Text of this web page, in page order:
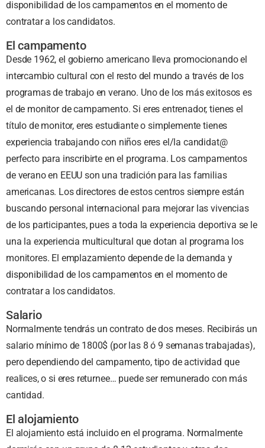
disponibilidad de los campamentos en el momento de
contratar a los candidatos.
El campamento
Desde 1962, el gobierno americano lleva promocionando el
intercambio cultural con el resto del mundo a través de los
programas de trabajo en verano. Uno de los más exitosos es
el de monitor de campamento. Si eres entrenador, tienes el
título de monitor, eres estudiante o simplemente tienes
experiencia trabajando con niños eres el/la candidat@
perfecto para inscribirte en el programa. Los campamentos
de verano en EEUU son una tradición para las familias
americanas. Los directores de estos centros siempre están
buscando personal internacional para mejorar las vivencias
de los participantes, pues a toda la experiencia deportiva se le
una la experiencia multicultural que dotan al programa los
monitores. El emplazamiento depende de la demanda y
disponibilidad de los campamentos en el momento de
contratar a los candidatos.
Salario
Normalmente tendrás un contrato de dos meses. Recibirás un
salario mínimo de 1800$ (por las 8 ó 9 semanas trabajadas),
pero dependiendo del campamento, tipo de actividad que
realices, o si eres returnee… puede ser remunerado con más
cantidad.
El alojamiento
El alojamiento está incluido en el programa. Normalmente